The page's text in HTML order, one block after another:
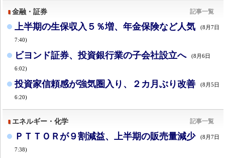
金融・証券 記事一覧
上半期の生保収入５％増、年金保険など人気 (8月7日
7:40)
ビヨンド証券、投資銀行業の子会社設立へ (8月6日
6:02)
投資家信頼感が強気圏入り、２カ月ぶり改善 (8月5日
6:20)
エネルギー・化学 記事一覧
ＰＴＴＯＲが９割減益、上半期の販売量減少 (8月7日
7:38)